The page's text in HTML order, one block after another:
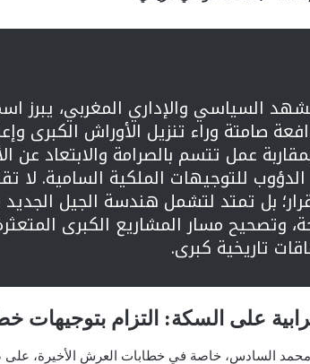
السياسي والإداري المغربي، يبرز
صامتة وراء تنزيل الأوراش الكبرى
عمل تتسم بالصرامة والابتعاد عن
الدؤوب للتوجيهات الملكية السامية.
بل تمتد لتشمل هندسة الجيل الجديد
وتصحيح مسار المشاريع الكبرى
تاريخية كبرى.
محمد السادس، خاصة في خطابات العرش الأخيرة، على